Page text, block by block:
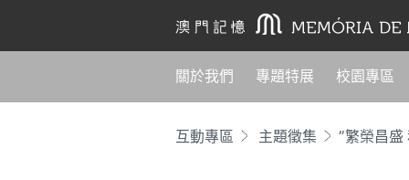
關於我們 專題特展 校園專區
互動專區 主題徵集 “繁榮昌